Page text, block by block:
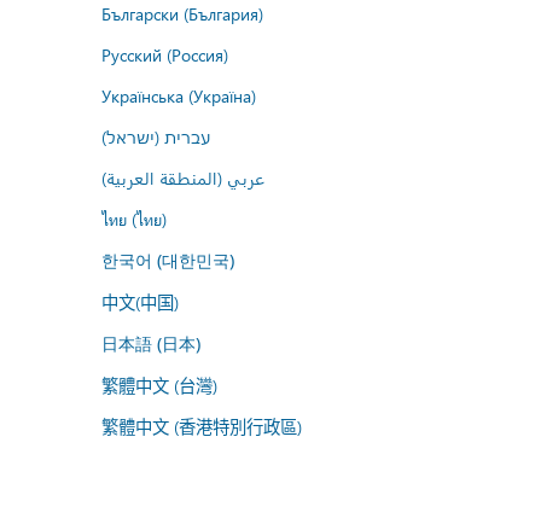
Български (България)
Русский (Россия)
Українська (Україна)
עברית (ישראל)
عربي (المنطقة العربية)
ไทย (ไทย)
한국어 (대한민국)
中文(中国)
日本語 (日本)
繁體中文 (台灣)
繁體中文 (香港特別行政區)